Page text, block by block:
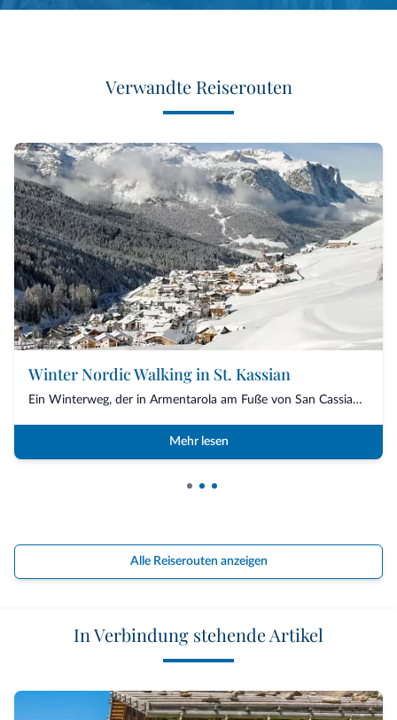
Verwandte Reiserouten
Winter Nordic Walking in St. Kassian
Ein Winterweg, der in Armentarola am Fuße von San Cassiano beginnt und über die weite...
Mehr lesen
Alle Reiserouten anzeigen
In Verbindung stehende Artikel